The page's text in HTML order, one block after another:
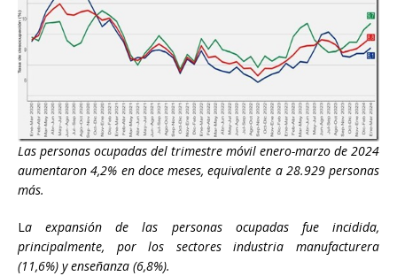
Las personas ocupadas del trimestre móvil enero-marzo de 2024
aumentaron 4,2% en doce meses, equivalente a 28.929 personas
más.
La expansión de las personas ocupadas fue incidida,
principalmente, por los sectores industria manufacturera
(11,6%) y enseñanza (6,8%).